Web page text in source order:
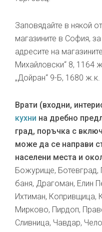
Заповядайте в някой
магазините в София,
адресите на
Михайловски“ 8, 1164
„Дойран“ 9-Б, 1680
Врати (входни,
кухни на дребно
град, поръчка с
може да се направи
населени места и
Божурище, Ботевград,
баня, Драгоман, Елин
Ихтиман, Копривщица,
Мирково, Пирдоп,
Сливница, Чавдар,